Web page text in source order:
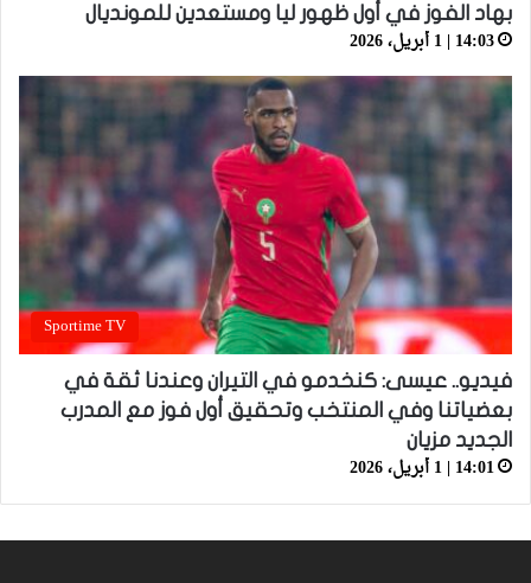
بهاد الفوز في أول ظهور ليا ومستعدين للمونديال
14:03 | 1 أبريل، 2026
Sportime TV
فيديو.. عيسى: كنخدمو في التيران وعندنا ثقة في
بعضياتنا وفي المنتخب وتحقيق أول فوز مع المدرب
الجديد مزيان
14:01 | 1 أبريل، 2026